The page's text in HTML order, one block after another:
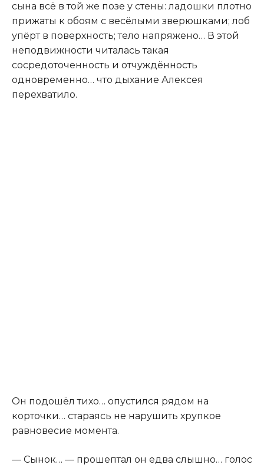
сына всё в той же позе у стены: ладошки плотно
прижаты к обоям с весёлыми зверюшками; лоб
упёрт в поверхность; тело напряжено… В этой
неподвижности читалась такая
сосредоточенность и отчуждённость
одновременно… что дыхание Алексея
перехватило.
Он подошёл тихо… опустился рядом на
корточки… стараясь не нарушить хрупкое
равновесие момента.
— Сынок… — прошептал он едва слышно… голос